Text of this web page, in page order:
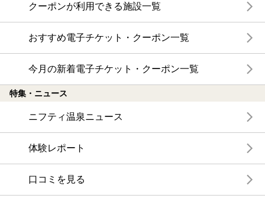
クーポンが利用できる施設一覧
おすすめ電子チケット・クーポン一覧
今月の新着電子チケット・クーポン一覧
特集・ニュース
ニフティ温泉ニュース
体験レポート
口コミを見る